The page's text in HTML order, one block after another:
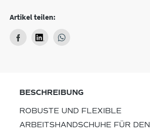
Artikel teilen:
BESCHREIBUNG
ROBUSTE UND FLEXIBLE
ARBEITSHANDSCHUHE FÜR DEN